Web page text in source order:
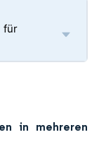
für
in mehreren